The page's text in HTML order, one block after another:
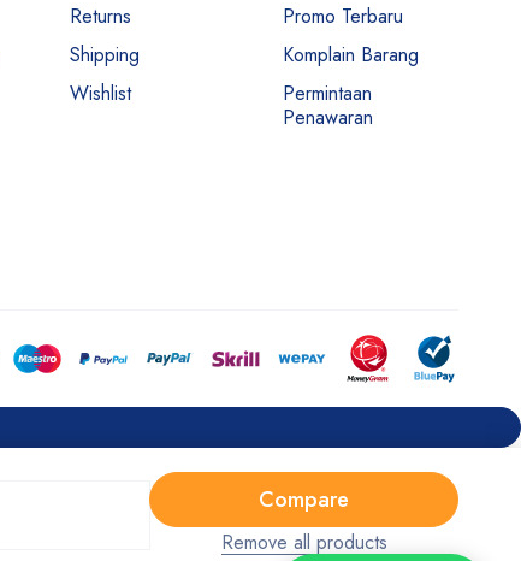
Returns
Shipping
Wishlist
Promo Terbaru
Komplain Barang
Permintaan
Penawaran
Compare
Remove all products